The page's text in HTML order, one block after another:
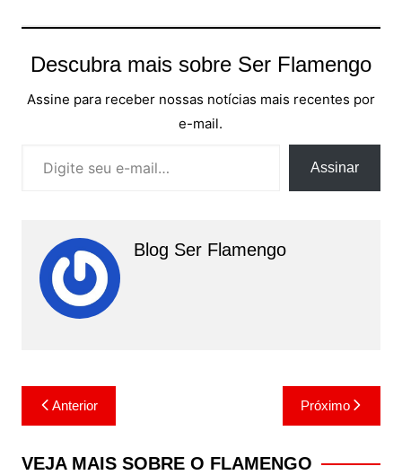
Descubra mais sobre Ser Flamengo
Assine para receber nossas notícias mais recentes por
e-mail.
Assinar
Blog Ser Flamengo
Navegação
de
Post
Anterior Próximo
VEJA MAIS SOBRE O FLAMENGO